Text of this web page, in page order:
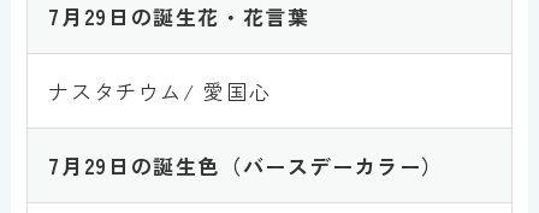
7月 29 日 の誕生花・花言葉
ナスタチウム/ 愛国心
7月 29 日 の誕生色 （バースデーカラー）